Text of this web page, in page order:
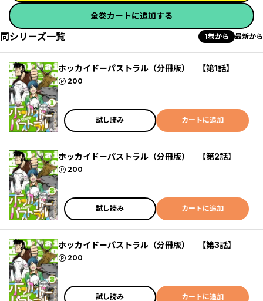
全巻カートに追加する
同シリーズ一覧 1巻から 最新から
ホッカイドーパストラル（分冊版） 【第1話】
200
ポイント
試し読み カートに追加
ホッカイドーパストラル（分冊版） 【第2話】
200
ポイント
試し読み カートに追加
ホッカイドーパストラル（分冊版） 【第3話】
200
ポイント
試し読み カートに追加